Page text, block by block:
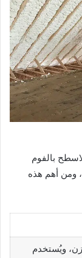
بالفوم
ومن أهم هذه
ويُستخدم